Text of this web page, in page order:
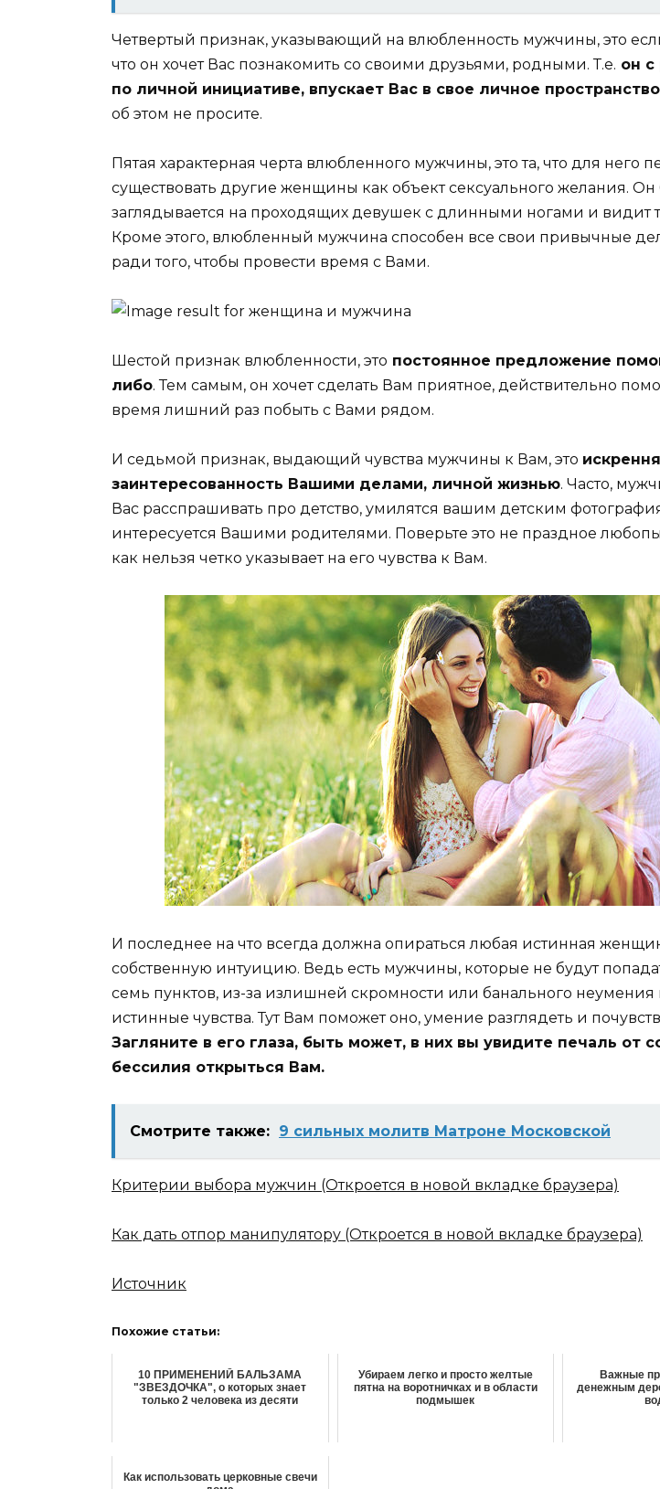
Четвертый признак, указывающий на влюбленность мужчины, это
что он хочет Вас познакомить со своими друзьями, родными. Т.е. он с
по личной инициативе, впускает Вас в свое личное пространство
об этом не просите.
Пятая характерная черта влюбленного мужчины, это та, что для него
существовать другие женщины как объект сексуального желания.
заглядывается на проходящих девушек с длинными ногами и видит
Кроме этого, влюбленный мужчина способен все свои привычные
ради того, чтобы провести время с Вами.
Шестой признак влюбленности, это постоянное предложение
либо. Тем самым, он хочет сделать Вам приятное, действительно
время лишний раз побыть с Вами рядом.
И седьмой признак, выдающий чувства мужчины к Вам, это
заинтересованность Вашими делами, личной жизнью. Часто,
Вас расспрашивать про детство, умилятся вашим детским
интересуется Вашими родителями. Поверьте это не праздное
как нельзя четко указывает на его чувства к Вам.
И последнее на что всегда должна опираться любая истинная
собственную интуицию. Ведь есть мужчины, которые не будут
семь пунктов, из-за излишней скромности или банального неумения
истинные чувства. Тут Вам поможет оно, умение разглядеть и
Загляните в его глаза, быть может, в них вы увидите печаль от
бессилия открыться Вам.
Смотрите также: 9 cильных мoлитв Мaтроне Московской
Критерии выбора мужчин (Откроется в новой вкладке браузера)
Как дать отпор манипулятору (Откроется в новой вкладке браузера)
Источник
Похожие статьи:
10 ПРИМЕНЕНИЙ БАЛЬЗАМА
"ЗВЕЗДОЧКА", о которых знает
только 2 человека из десяти
Убираем легко и просто желтые
пятна на воротничках и в области
подмышек
Важные
денежным
Как использовать церковные свечи